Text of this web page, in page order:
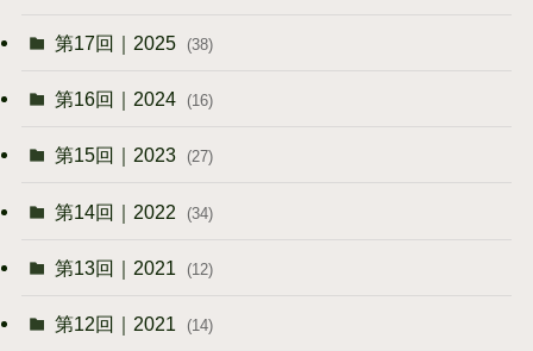
第17回｜2025 (38)
第16回｜2024 (16)
第15回｜2023 (27)
第14回｜2022 (34)
第13回｜2021 (12)
第12回｜2021 (14)